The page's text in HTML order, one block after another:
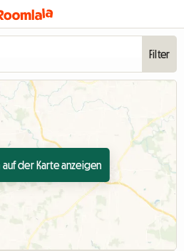
Filter
auf der Karte anzeigen